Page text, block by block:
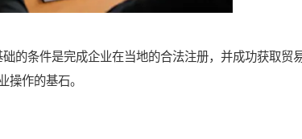
条件是完成企业在当地的合法注册，并成功获取贸
操作的基石。